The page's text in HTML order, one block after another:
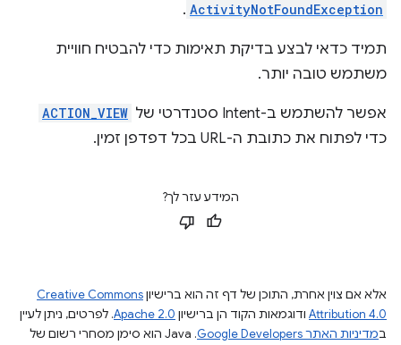
ActivityNotFoundException
.
תמיד כדאי לבצע בדיקת תאימות כדי להבטיח חוויית
משתמש טובה יותר.
אפשר להשתמש ב-Intent סטנדרטי של ACTION_VIEW
כדי לפתוח את כתובת ה-URL בכל דפדפן זמין.
המידע עזר לך?
אלא אם צוין אחרת, התוכן של דף זה הוא ברישיוןCreative Commons
Attribution 4.0 ודוגמאות הקוד הן ברישיון Apache 2.0. לפרטים, ניתן לעיין
במדיניות האתר Google Developers‏
.‏ Java הוא סימן מסחרי רשום של